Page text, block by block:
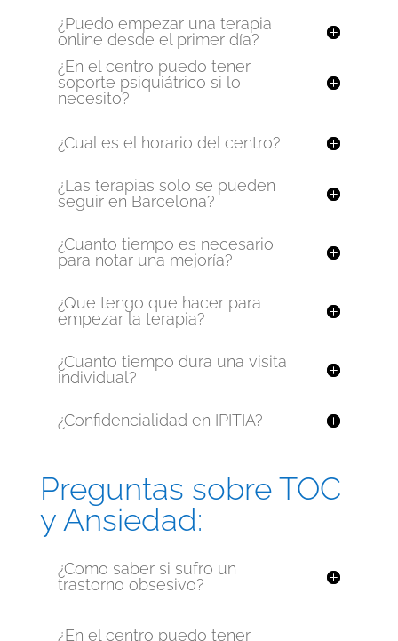
¿Puedo empezar una terapia
online desde el primer día?
¿En el centro puedo tener
soporte psiquiátrico si lo
necesito?
¿Cual es el horario del centro?
¿Las terapias solo se pueden
seguir en Barcelona?
¿Cuanto tiempo es necesario
para notar una mejoría?
¿Que tengo que hacer para
empezar la terapia?
¿Cuanto tiempo dura una visita
individual?
¿Confidencialidad en IPITIA?
Preguntas sobre TOC
y Ansiedad:
¿Como saber si sufro un
trastorno obsesivo?
¿En el centro puedo tener